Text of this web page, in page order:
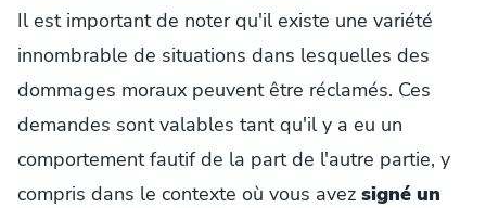
Il est important de noter qu'il existe une variété
innombrable de situations dans lesquelles des
dommages moraux peuvent être réclamés. Ces
demandes sont valables tant qu'il y a eu un
comportement fautif de la part de l'autre partie, y
compris dans le contexte où vous avez signé un